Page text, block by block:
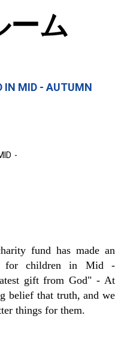
ーム
IN MID - AUTUMN
fund has made an
for children in Mid -
gift from God" - At
belief that truth, and we
things for them.